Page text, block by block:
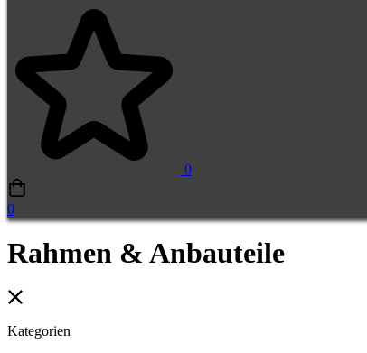
0
0
Rahmen & Anbauteile
Kategorien